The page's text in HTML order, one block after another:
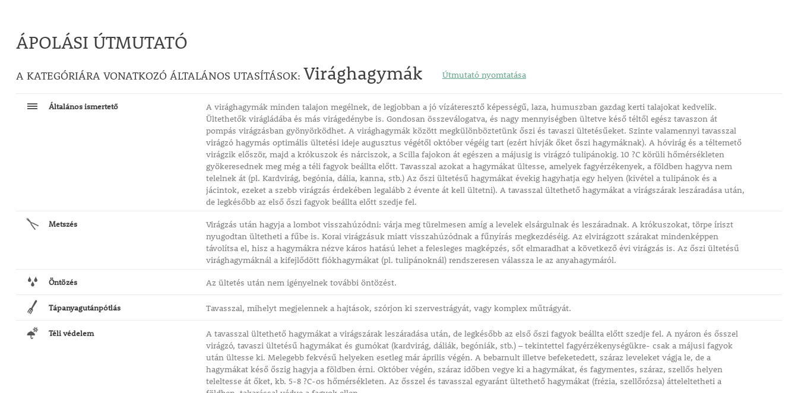
ÁPOLÁSI ÚTMUTATÓ
A KATEGÓRIÁRA VONATKOZÓ ÁLTALÁNOS UTASÍTÁSOK: Virághagymák Útmutató nyomtatása
Általános ismertető
A virághagymák minden talajon megélnek, de legjobban a jó vízáteresztő képességű, laza, humuszban gazdag kerti talajokat kedvelik.
Ültethetők virágládába és más virágedénybe is. Gondosan összeválogatva, és nagy mennyiségben ültetve késő téltől egész tavaszon át
pompás virágzásban gyönyörködhet. A virághagymák között megkülönböztetünk őszi és tavaszi ültetésűeket. Szinte valamennyi tavasszal
virágzó hagymás optimális ültetési ideje augusztus végétől október végéig tart (ezért hívják őket őszi hagymáknak). A hóvirág és a téltemető
virágzik először, majd a krókuszok és nárciszok, a Scilla fajokon át egészen a májusig is virágzó tulipánokig. 10 ?C körüli hőmérsékleten
gyökeresednek meg még a téli fagyok beállta előtt. Tavasszal azokat a hagymákat ültesse, amelyek fagyérzékenyek, a földben hagyva nem
telelnek át (pl. Kardvirág, begónia, dália, kanna, stb.) Az őszi ültetésű hagymákat évekig hagyhatja egy helyen (kivétel a tulipánok és a
jácintok, ezeket a szebb virágzás érdekében legalább 2 évente át kell ültetni). A tavasszal ültethető hagymákat a virágszárak leszáradása után,
de legkésőbb az első őszi fagyok beállta előtt szedje fel.
Metszés
Virágzás után hagyja a lombot visszahúzódni: várja meg türelmesen amíg a levelek elsárgulnak és leszáradnak. A krókuszokat, törpe íriszt
nyugodtan ültetheti a fűbe is. Korai virágzásuk miatt visszahúzódnak a fűnyírás megkezdéséig. Az elvirágzott szárakat mindenképpen
távolítsa el, hisz a hagymákra nézve káros hatású lehet a felesleges magképzés, sőt elmaradhat a következő évi virágzás is. Az őszi ültetésű
virághagymáknál a kifejlődött fiókhagymákat (pl. tulipánoknál) rendszeresen válassza le az anyahagymáról.
Öntözés Az ültetés után nem igényelnek további öntözést.
Tápanyagutánpótlás Tavasszal, mihelyt megjelennek a hajtások, szórjon ki szervestrágyát, vagy komplex műtrágyát.
Téli védelem
A tavasszal ültethető hagymákat a virágszárak leszáradása után, de legkésőbb az első őszi fagyok beállta előtt szedje fel. A nyáron és ősszel
virágzó, tavaszi ültetésű hagymákat és gumókat (kardvirág, dáliák, begóniák, stb.) – tekintettel fagyérzékenységükre- csak a májusi fagyok
után ültesse ki. Melegebb fekvésű helyeken esetleg már április végén. A bebarnult illetve befeketedett, száraz leveleket vágja le, de a
hagymákat késő őszig hagyja a földben érni. Október végén, száraz időben vegye ki a hagymákat, és fagymentes, száraz, szellős helyen
teleltesse át őket, kb. 5-8 ?C-os hőmérsékleten. Az ősszel és tavasszal egyaránt ültethető hagymákat (frézia, szellőrózsa) átteleltetheti a